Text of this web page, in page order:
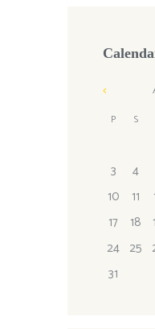
P S
3
4
10
11
17
18
24 25
31